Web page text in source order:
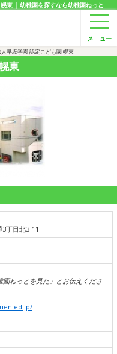
東 | 幼稚園を探すなら幼稚園ねっと
早坂学園 認定こども園 幌東
東
丁目北3-11
ねっとを見た」とお伝えくださ